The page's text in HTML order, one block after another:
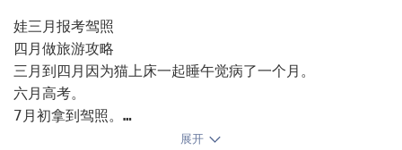
一次，结果不好，之后再也不努力了。因为如果他努力了还
失败，结论是“我能力不行”，太伤自尊；但如果他不努力
而失败，他可以说“我只是没努力而已”——自尊保住了。
很多看起来“摆烂”的孩子，其实比谁都在意成绩，比谁都
娃三月报考驾照
四月做旅游攻略
三月到四月因为猫上床一起睡午觉病了一个月。
六月高考。
7月初拿到驾照。
展开